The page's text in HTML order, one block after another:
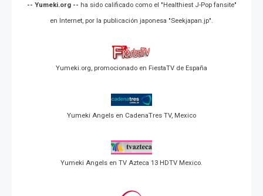
-- Yumeki.org -- ha sido calificado como el "Healthiest J-Pop fansite"
en Internet, por la publicación japonesa "Seekjapan.jp".
Yumeki.org, promocionado en FiestaTV de España
Yumeki Angels en CadenaTres TV, Mexico
Yumeki Angels en TV Azteca 13 HDTV Mexico.